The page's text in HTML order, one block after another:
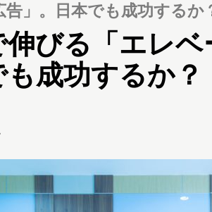
告」。日本でも成功するか
伸びる「エレ
も成功するか？